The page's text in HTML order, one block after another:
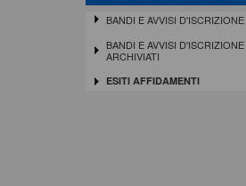
BANDI E AVVISI D'ISCRIZIONE
BANDI E AVVISI D'ISCRIZIONE
ARCHIVIATI
ESITI AFFIDAMENTI